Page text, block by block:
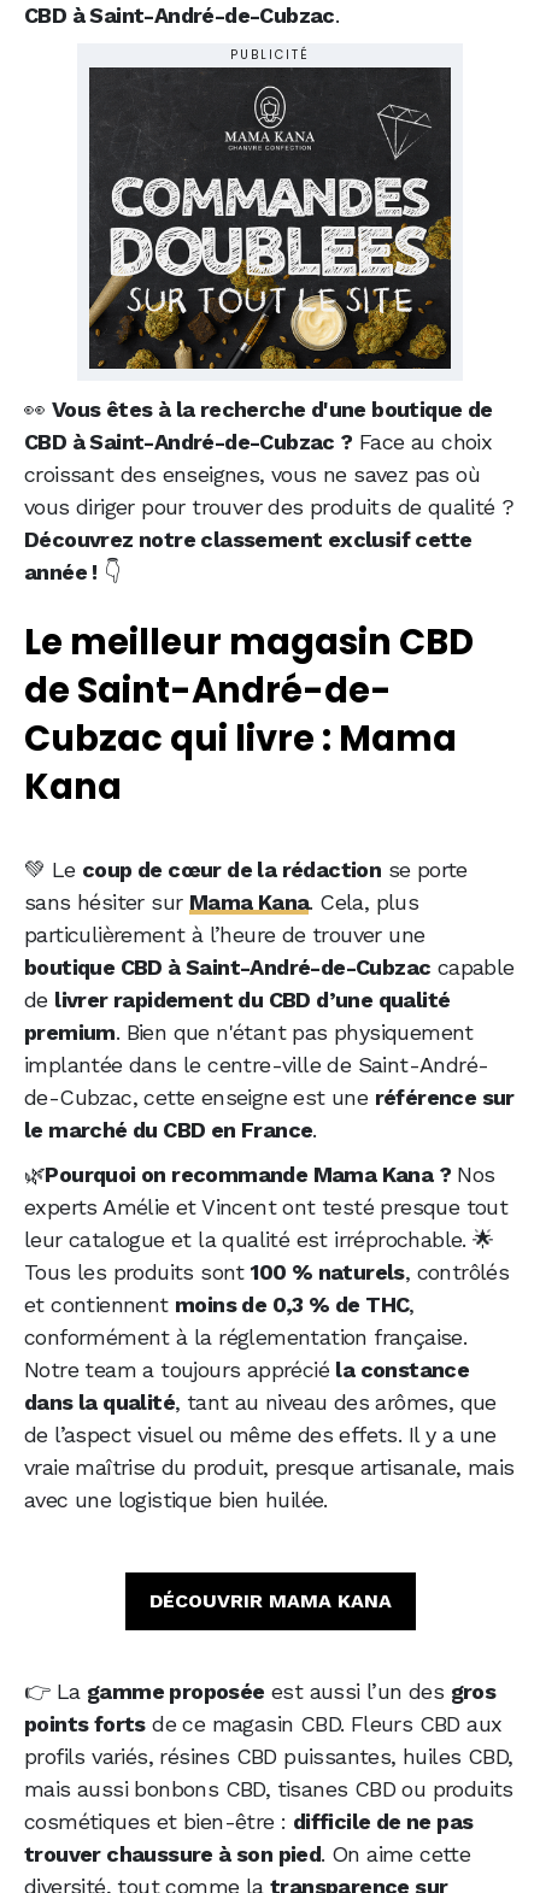
CBD à Saint-André-de-Cubzac.
PUBLICITÉ
👀 Vous êtes à la recherche d'une boutique de
CBD à Saint-André-de-Cubzac ? Face au choix
croissant des enseignes, vous ne savez pas où
vous diriger pour trouver des produits de qualité ?
Découvrez notre classement exclusif cette
année ! 👇
Le meilleur magasin CBD
de Saint-André-de-
Cubzac qui livre : Mama
Kana
💚 Le coup de cœur de la rédaction se porte
sans hésiter sur Mama Kana. Cela, plus
particulièrement à l’heure de trouver une
boutique CBD à Saint-André-de-Cubzac capable
de livrer rapidement du CBD d’une qualité
premium. Bien que n'étant pas physiquement
implantée dans le centre-ville de Saint-André-
de-Cubzac, cette enseigne est une référence sur
le marché du CBD en France.
🌿Pourquoi on recommande Mama Kana ? Nos
experts Amélie et Vincent ont testé presque tout
leur catalogue et la qualité est irréprochable. 🌟
Tous les produits sont100 % naturels, contrôlés
et contiennent moins de 0,3 % de THC,
conformément à la réglementation française.
Notre team a toujours apprécié la constance
dans la qualité, tant au niveau des arômes, que
de l’aspect visuel ou même des effets. Il y a une
vraie maîtrise du produit, presque artisanale, mais
avec une logistique bien huilée.
DÉCOUVRIR MAMA KANA
👉 La gamme proposée est aussi l’un des gros
points fortsde ce magasin CBD. Fleurs CBD aux
profils variés, résines CBD puissantes, huiles CBD,
mais aussi bonbons CBD, tisanes CBD ou produits
cosmétiques et bien-être : difficile de ne pas
trouver chaussure à son pied. On aime cette
diversité, tout comme la transparence sur